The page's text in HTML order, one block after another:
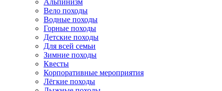
Альпинизм
Вело походы
Водные походы
Горные походы
Детские походы
Для всей семьи
Зимние походы
Квесты
Корпоративные мероприятия
Лёгкие походы